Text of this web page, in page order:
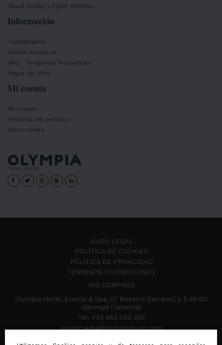
Black Friday y Cyber Monday
Información
Contáctanos
Sobre nosotros
FAQ - Preguntas frecuentes
Mapa del sitio
Mi cuenta
Mi cuenta
Historial de pedidos
Direcciones
AVISO LEGAL
POLÍTICA DE COOKIES
POLÍTICA DE PRIVACIDAD
TÉRMINOS Y CONDICIONES
MIS COMPRAS
Olympia Hotel, Events & Spa, C/ Maestro Serrano3 y 5 46120
Alboraya (Valencia)
Tel: +34 963 033 390
socialmedia@olympiagrupo.com
OLYMPIA GRUPO